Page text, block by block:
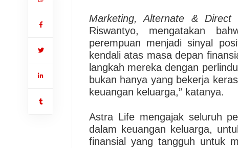
Marketing, Alternate & Direct
Riswantyo, mengatakan
perempuan menjadi sinyal
kendali atas masa depan
langkah mereka dengan
bukan hanya yang bekerja
keuangan keluarga,” katanya.
Astra Life mengajak seluruh
dalam keuangan keluarga,
finansial yang tangguh untuk